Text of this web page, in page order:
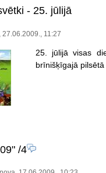
- 25. jūlijā
11:27
25. jūlijā visas
brīnišķīgajā pilsētā
/4